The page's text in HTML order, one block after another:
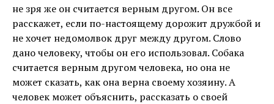
не зря же он считается верным другом. Он все
расскажет, если по-настоящему дорожит дружбой и
не хочет недомолвок друг между другом. Слово
дано человеку, чтобы он его использовал. Собака
считается верным другом человека, но она не
может сказать, как она верна своему хозяину. А
человек может объяснить, рассказать о своей